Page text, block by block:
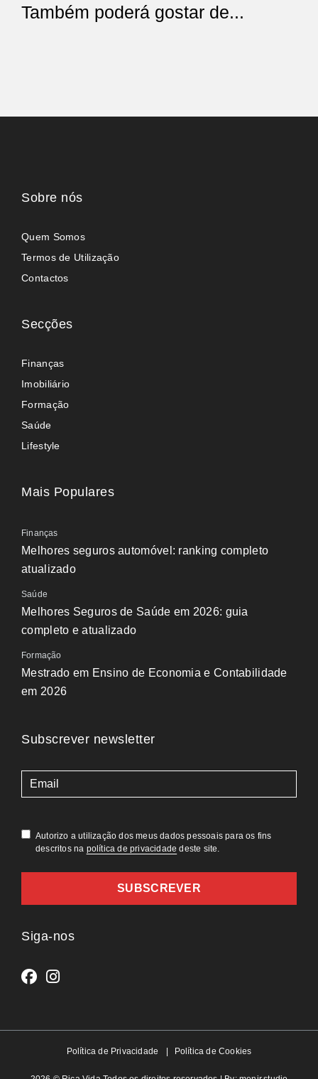
Também poderá gostar de...
Sobre nós
Quem Somos
Termos de Utilização
Contactos
Secções
Finanças
Imobiliário
Formação
Saúde
Lifestyle
Mais Populares
Finanças
Melhores seguros automóvel: ranking completo
atualizado
Saúde
Melhores Seguros de Saúde em 2026: guia
completo e atualizado
Formação
Mestrado em Ensino de Economia e Contabilidade
em 2026
Subscrever newsletter
(Obrigatório)
Autorizo a utilização dos meus dados pessoais para os fins
descritos na política de privacidade deste site.
Siga-nos
Política de Privacidade Política de Cookies